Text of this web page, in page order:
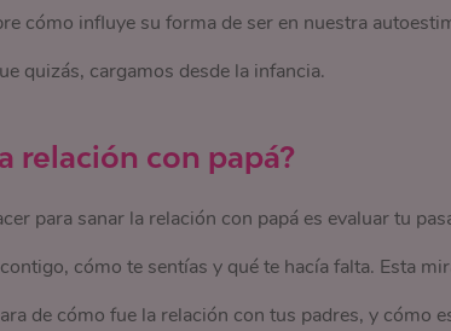
cómo influye su forma de ser en nuestra
quizás, cargamos desde la infancia.
relación con papá?
para sanar la relación con papá es evaluar tu
cómo te sentías y qué te hacía falta. Esta
de cómo fue la relación con tus padres, y cómo